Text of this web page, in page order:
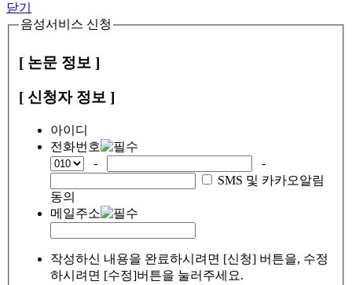
닫기
음성서비스 신청
[ 논문 정보 ]
[ 신청자 정보 ]
아이디
전화번호
-
-
SMS 및 카카오알림
동의
메일주소
작성하신 내용을 완료하시려면 [신청] 버튼을, 수정
하시려면 [수정]버튼을 눌러주세요.